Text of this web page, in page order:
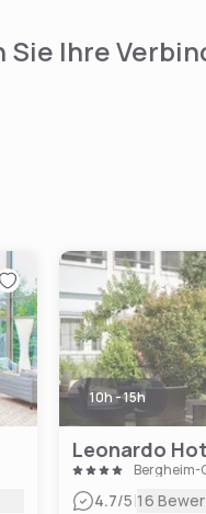
Ihre
10h - 15h
Leonardo
Bergheim-
4.7/5|16